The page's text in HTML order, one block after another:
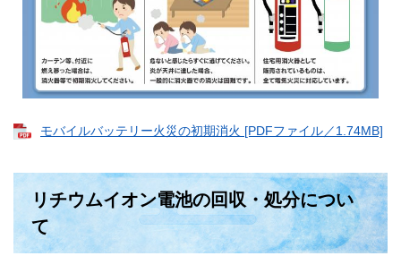
モバイルバッテリー火災の初期消火 [PDFファイル／1.74MB]
リチウムイオン電池の回収・処分につい
て